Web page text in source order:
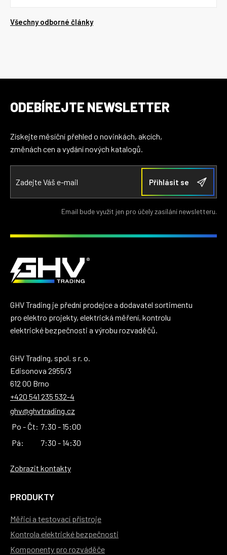
Všechny odborné články
ODEBÍREJTE NEWSLETTER
Získejte měsíční přehled o novinkách, akcích,
změnách cen a vydání nových katalogů.
Email bude využit jen pro účely zasílání newsletteru.
GHV Trading je přední prodejce a dodavatel sortimentu
pro elektro projekty, elektrická měření, kontrolu
elektrické bezpečnosti a výrobu rozvaděčů.
GHV Trading, spol. s r. o.
Edisonova 2955/3
612 00 Brno
+420 541 235 532-4
ghv@ghvtrading.cz
Po - Čt: 7:30 - 15:00
Pá:
7:30 - 14:30
Zobrazit kontakty
PRODUKTY
Měřicí a testovací přístroje
Kontrola elektrické bezpečnosti
Komponenty pro rozváděče